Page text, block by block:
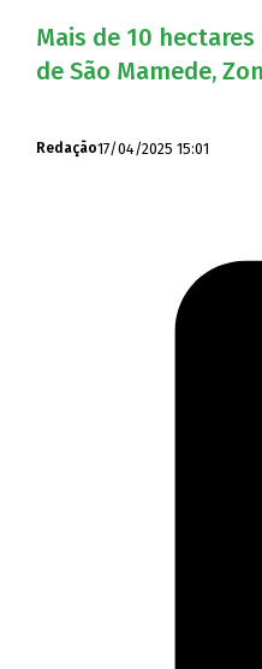
Mais de 10
de São Mamede,
Redação17/04/2025 15:01